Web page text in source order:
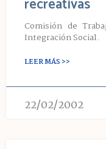
Comisión de
Integración Social.
LEER MÁS >>
22/02/2002